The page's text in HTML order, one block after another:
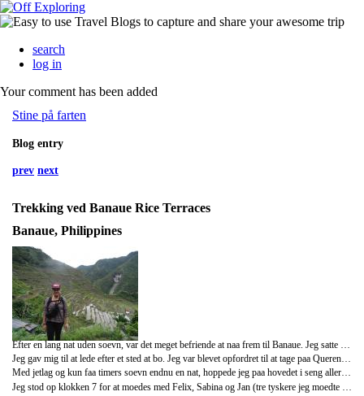
search
log in
Your comment has been added
Stine på farten
Blog entry
prev next
Trekking ved Banaue Rice Terraces
Banaue, Philippines
Jeg gav mig til at lede efter et sted at bo. Jeg var blevet opfordret til at tage paa Querencia Hotel. men der var desvaerre ikke plads. Istedet fandt jeg en Lodge med flot udsigt, hvor jeg kunne vaelge mellem et private room for 800 PHP (120 DKK) eller em semg paa en sovesal, hvor jeg var den eneste for 200 PHP (30 DKK). Det var ikke et saerlig svaert valg! Dog brugte jeg stadig al min tid paa Querencia. Folkene der var fra starten virkelig soede, hjaelpsomme og imoedekommende (og saa var der god internetforbindelse og laekker, billig mad!). Om aftenen spiste jeg sammen med alle "ungerne af huset", saa jeg foelte mig helt som en del af familien.
Med jetlag og kun faa timers soevn endnu en nat, hoppede jeg paa hovedet i seng allerede klokken 20.30, godt pakket ind i to par bukser, 3 bluser, halstoerklaede og et taeppe - folk havde glemt at advare mig om nattekulden nord paa!